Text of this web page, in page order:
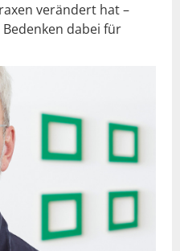
verändert hat –
dabei für